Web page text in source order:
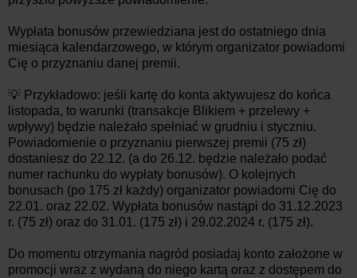
Wypłata bonusów przewiedziana jest do ostatniego dnia
miesiąca kalendarzowego, w którym organizator powiadomi
Cię o przyznaniu danej premii.
💡 Przykładowo: jeśli kartę do konta aktywujesz do końca
listopada, to warunki (transakcje Blikiem + przelewy +
wpływy) będzie należało spełniać w grudniu i styczniu.
Powiadomienie o przyznaniu pierwszej premii (75 zł)
dostaniesz do 22.12. (a do 26.12. będzie należało podać
numer rachunku do wypłaty bonusów). O kolejnych
bonusach (po 175 zł każdy) organizator powiadomi Cię do
22.01. oraz 22.02. Wypłata bonusów nastąpi do 31.12.2023
r. (75 zł) oraz do 31.01. (175 zł) i 29.02.2024 r. (175 zł).
Do momentu otrzymania nagród posiadaj konto założone w
promocji wraz z wydaną do niego kartą oraz z dostępem do